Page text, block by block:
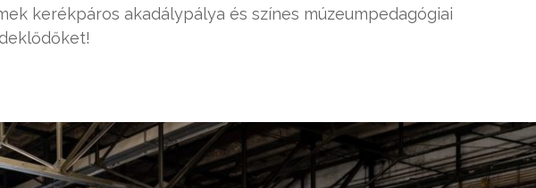
kerékpáros akadálypálya és színes múzeumpedagógiai